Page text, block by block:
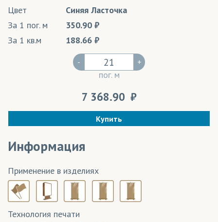
Цвет
Синяя Ласточка
За 1 пог. м
350.90
За 1 кв.м
188.66
-
пог. м
+
7 368.90
Купить
Информация
Применение в изделиях
Технология печати